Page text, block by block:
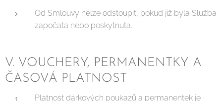
Od Smlouvy nelze odstoupit, pokud již byla Služba
započata nebo poskytnuta.
V. VOUCHERY, PERMANENTKY A
ČASOVÁ PLATNOST
Platnost dárkových poukazů a permanentek je